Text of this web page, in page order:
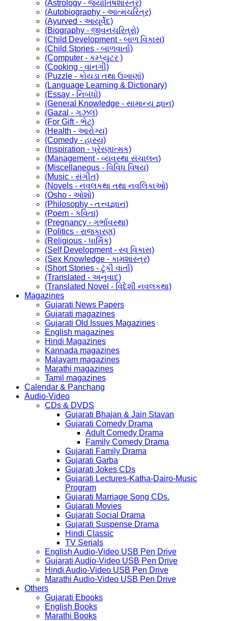
(Astrology - જ્યોતિષશાસ્ત્ર)
(Autobiography - આત્મચરિત્ર)
(Ayurved - આયૂર્વેદ)
(Biography - જીવનચરિત્રો)
(Child Development - બાળ વિકાસ)
(Child Stories - બાળવાર્તા)
(Computer - કમ્પ્યુટર )
(Cooking - વાનગી)
(Puzzle - કોયડા તથા ઉખાણાં)
(Language Learning & Dictionary)
(Essay - નિબંધો)
(General Knowledge - સામાન્ય જ્ઞાન)
(Gazal - ગઝલ)
(For Gift - ભેટ)
(Health - આરોગ્ય)
(Comedy - હાસ્ય)
(Inspiration - પ્રેરણાત્મક)
(Management - વ્યવસ્થા સંચાલન)
(Miscellaneous - વિવિધ વિષય)
(Music - સંગીત)
(Novels - નવલકથા તથા નવલિકાઓ)
(Osho - ઓશો)
(Philosophy - તત્ત્વજ્ઞાન)
(Poem - કવિતા)
(Pregnancy - ગર્ભાવસ્થા)
(Politics - રાજકારણ)
(Religious - ધાર્મિક)
(Self Development - સ્વ વિકાસ)
(Sex Knowledge - કામશાસ્ત્ર)
(Short Stories - ટૂંકી વાર્તા)
(Translated - અનુવાદ)
(Translated Novel - વિદેશી નવલકથા)
Magazines
Gujarati News Papers
Gujarati magazines
Gujarati Old Issues Magazines
English magazines
Hindi Magazines
Kannada magazines
Malayam magazines
Marathi magazines
Tamil magazines
Calendar & Panchang
Audio-Video
CDs & DVDS
Gujarati Bhajan & Jain Stavan
Gujarati Comedy Drama
Adult Comedy Drama
Family Comedy Drama
Gujarati Family Drama
Gujarati Garba
Gujarati Jokes CDs
Gujarati Lectures-Katha-Dairo-Music
Program
Gujarati Marriage Song CDs.
Gujarati Movies
Gujarati Social Drama
Gujarati Suspense Drama
Hindi Classic
TV Serials
English Audio-Video USB Pen Drive
Gujarati Audio-Video USB Pen Drive
Hindi Audio-Video USB Pen Drive
Marathi Audio-Video USB Pen Drive
Others
Gujarati Ebooks
English Books
Marathi Books